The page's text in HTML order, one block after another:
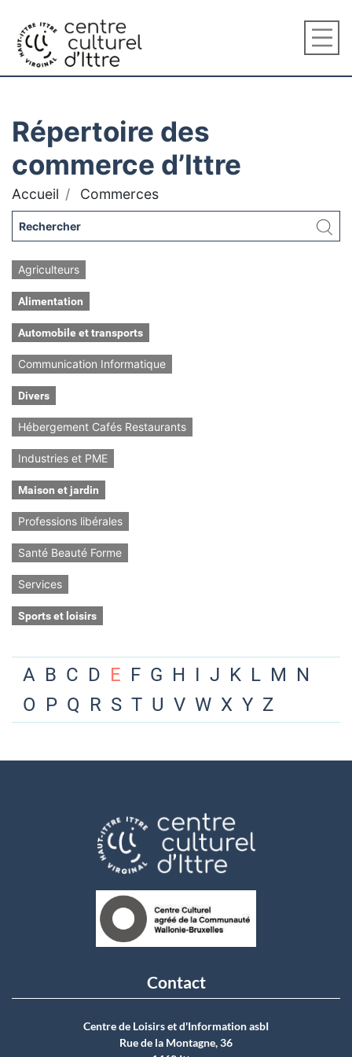
Répertoire des
commerce d’Ittre
Accueil Commerces
Agriculteurs
Alimentation
Automobile et transports
Communication Informatique
Divers
Hébergement Cafés Restaurants
Industries et PME
Maison et jardin
Professions libérales
Santé Beauté Forme
Services
Sports et loisirs
A B C D E F G H I J K L M N
O P Q R S T U V W X Y Z
Contact
Centre de Loisirs et d'Information asbI
Rue de la Montagne, 36